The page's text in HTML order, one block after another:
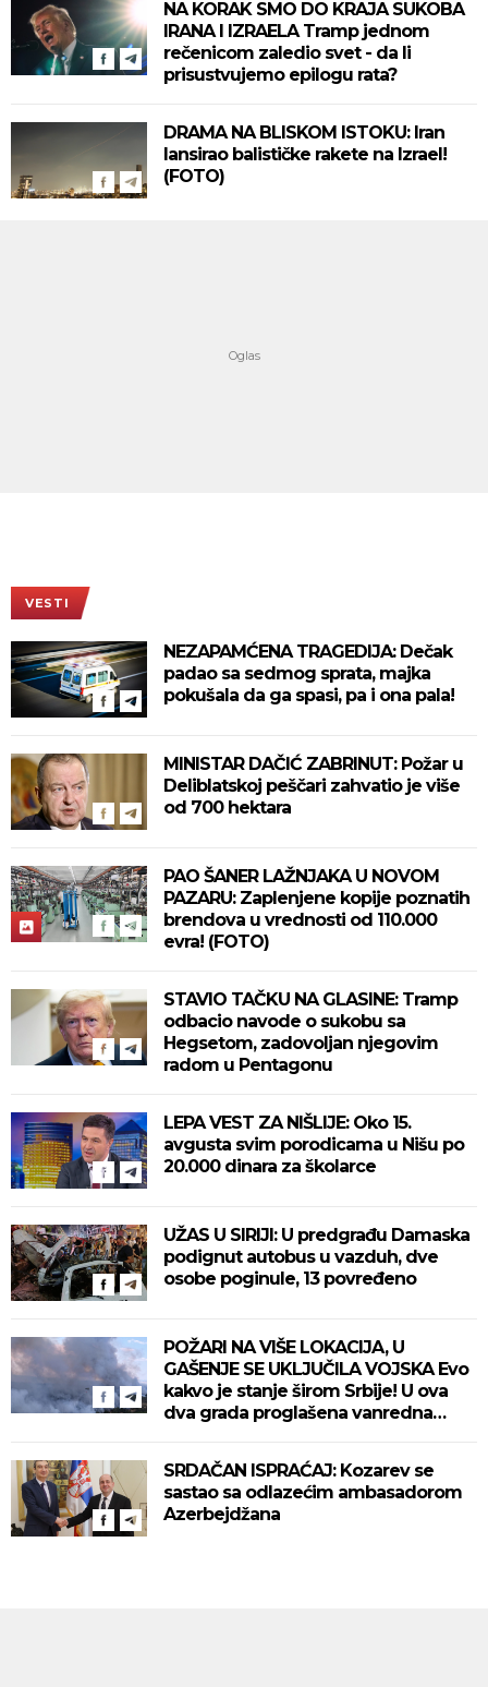
NA KORAK SMO DO KRAJA SUKOBA
IRANA I IZRAELA Tramp jednom
rečenicom zaledio svet - da li
prisustvujemo epilogu rata?
DRAMA NA BLISKOM ISTOKU: Iran
lansirao balističke rakete na Izrael!
(FOTO)
VESTI
NEZAPAMĆENA TRAGEDIJA: Dečak
padao sa sedmog sprata, majka
pokušala da ga spasi, pa i ona pala!
MINISTAR DAČIĆ ZABRINUT: Požar u
Deliblatskoj peščari zahvatio je više
od 700 hektara
PAO ŠANER LAŽNJAKA U NOVOM
PAZARU: Zaplenjene kopije poznatih
brendova u vrednosti od 110.000
evra! (FOTO)
STAVIO TAČKU NA GLASINE: Tramp
odbacio navode o sukobu sa
Hegsetom, zadovoljan njegovim
radom u Pentagonu
LEPA VEST ZA NIŠLIJE: Oko 15.
avgusta svim porodicama u Nišu po
20.000 dinara za školarce
UŽAS U SIRIJI: U predgrađu Damaska
podignut autobus u vazduh, dve
osobe poginule, 13 povređeno
POŽARI NA VIŠE LOKACIJA, U
GAŠENJE SE UKLJUČILA VOJSKA Evo
kakvo je stanje širom Srbije! U ova
dva grada proglašena vanredna
SRDAČAN ISPRAĆAJ: Kozarev se
sastao sa odlazećim ambasadorom
Azerbejdžana